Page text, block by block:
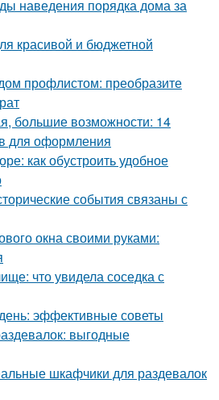
наведения порядка дома за
красивой и бюджетной
профлистом: преобразите
большие возможности: 14
для оформления
как обустроить удобное
события связаны с
окна своими руками:
что увидела соседка с
эффективные советы
выгодные
шкафчики для раздевалок